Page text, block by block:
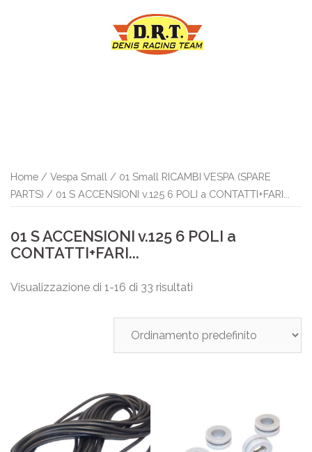
Home / Vespa Small / 01 Small RICAMBI VESPA (SPARE
PARTS) / 01 S ACCENSIONI v.125 6 POLI a CONTATTI+FARI...
01 S ACCENSIONI v.125 6 POLI a
CONTATTI+FARI...
Visualizzazione di 1-16 di 33 risultati